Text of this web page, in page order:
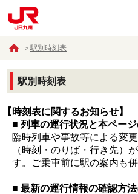
駅別時刻表
駅別時刻表
【時刻表に関するお知らせ】
■ 列車の運行状況と本ペー
臨時列車や事故等による変
（時刻・のりば・行き先）
す。ご乗車前に駅の案内も
■ 最新の運行情報の確認方